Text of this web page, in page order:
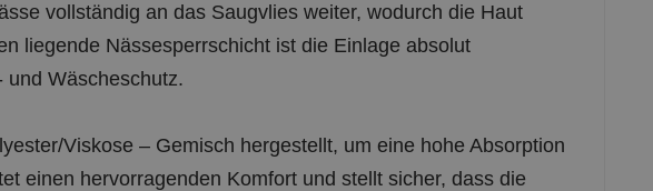
vollständig an das Saugvlies weiter, wodurch die Haut
liegende Nässesperrschicht ist die Einlage absolut
und Wäscheschutz.
Viskose – Gemisch hergestellt, um eine hohe Absorption
einen hervorragenden Komfort und stellt sicher, dass die